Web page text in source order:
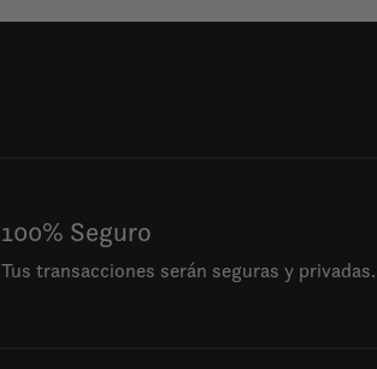
100% Seguro
Tus transacciones serán seguras y privadas.